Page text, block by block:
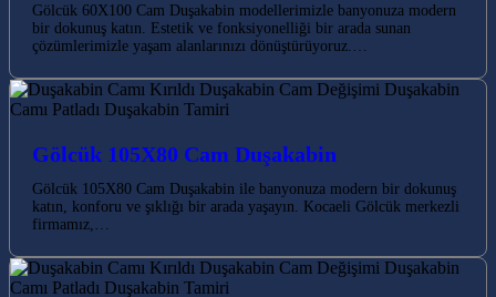
Gölcük 60X100 Cam Duşakabin modellerimizle banyonuza modern
bir dokunuş katın. Estetik ve fonksiyonelliği bir arada sunan
çözümlerimizle yaşam alanlarınızı dönüştürüyoruz.…
Gölcük 105X80 Cam Duşakabin
Gölcük 105X80 Cam Duşakabin ile banyonuza modern bir dokunuş
katın, konforu ve şıklığı bir arada yaşayın. Kocaeli Gölcük merkezli
firmamız,…